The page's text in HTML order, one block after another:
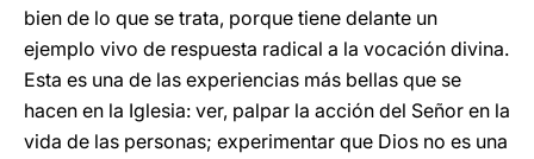
bien de lo que se trata, porque tiene delante un
ejemplo vivo de respuesta radical a la vocación divina.
Esta es una de las experiencias más bellas que se
hacen en la Iglesia: ver, palpar la acción del Señor en la
vida de las personas; experimentar que Dios no es una